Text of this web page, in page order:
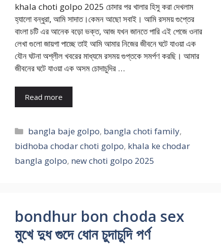
khala choti golpo 2025 চোদার পর খালার হিসু করা দেখলাম
হ্যালো বন্ধুরা, আমি সাদাত।কেমন আছো সবাই। আমি রসময় গুপ্তের
বাংলা চটি এর আনেক বড়ো ভক্ত, আজ যখন জানতে পারি এই পেজে ওনার
লেখা গুলো জায়গা পাচ্ছে তাই আমি আমার নিজের জীবনে ঘটে যাওয়া এক
যৌন ঘটনা অশ্লীল খবরের মাধ্যমে রসময় গুপ্তকে সমর্পণ করছি। আমার
জীবনের ঘটে যাওয়া এক অসম চোদাচুদির …
Read more
Categories
bangla baje golpo, bangla choti family,
bidhoba chodar choti golpo, khala ke chodar
bangla golpo, new choti golpo 2025
bondhur bon choda sex
মুখে দুধ গুদে ধোন চুদাচুদি পর্ণ